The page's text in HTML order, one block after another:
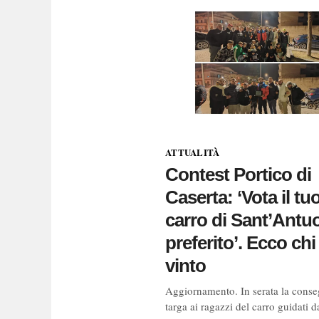
ATTUALITÀ
Contest Portico di
Caserta: ‘Vota il
carro di
preferito’. Ecco
vinto
Aggiornamento. In serata la
targa ai ragazzi del carro guidati